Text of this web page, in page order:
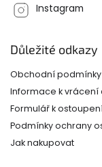
Instagram
Důležité odkazy
Obchodní podmínky
Informace k vrácení
Formulář k
Podmínky ochrany
Jak nakupovat